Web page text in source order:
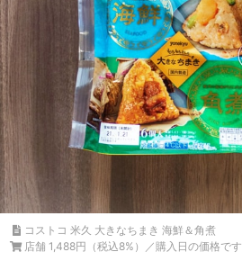
コストコ 米久 大きなちまき 海鮮＆角煮
店舗 1,488円（税込8%）／購入日の価格です